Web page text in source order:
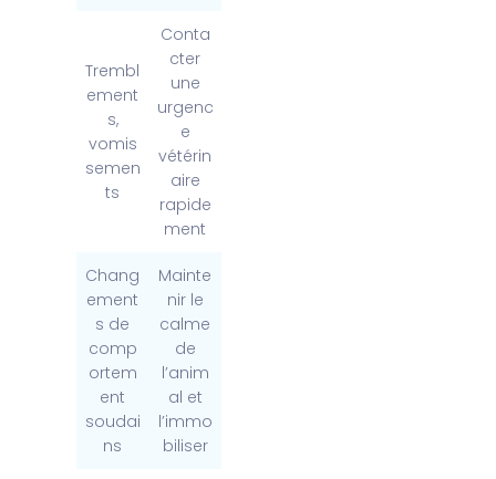
Trembl
ement
s,
vomis
semen
ts
Conta
cter
une
urgenc
e
vétérin
aire
rapide
ment
Chang
ement
s de
comp
ortem
ent
soudai
ns
Mainte
nir le
calme
de
l’anim
al et
l’immo
biliser